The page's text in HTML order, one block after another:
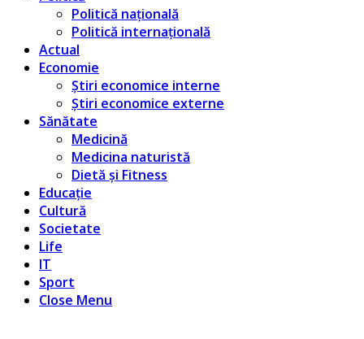
Politică națională
Politică internațională
Actual
Economie
Știri economice interne
Știri economice externe
Sănătate
Medicină
Medicina naturistă
Dietă și Fitness
Educație
Cultură
Societate
Life
IT
Sport
Close Menu